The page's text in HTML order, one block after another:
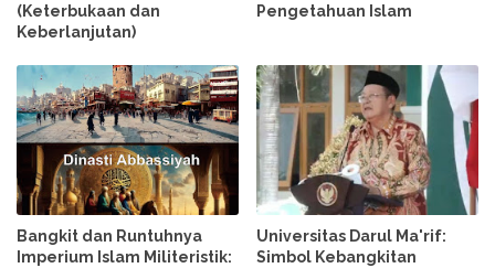
(Keterbukaan dan
Keberlanjutan)
Pengetahuan Islam
Bangkit dan Runtuhnya
Imperium Islam Militeristik:
Universitas Darul Ma'rif:
Simbol Kebangkitan